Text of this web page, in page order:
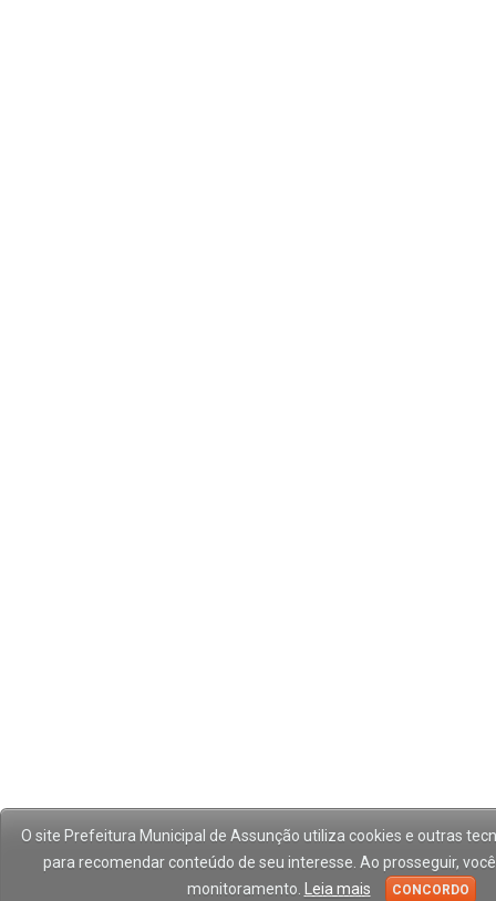
O site Prefeitura Municipal de Assunção utiliza cookies e outras
para recomendar conteúdo de seu interesse. Ao prosseguir,
monitoramento.
Leia mais CONCORDO